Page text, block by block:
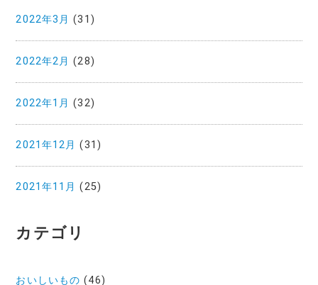
2022年3月 (31)
2022年2月 (28)
2022年1月 (32)
2021年12月 (31)
2021年11月 (25)
カテゴリ
おいしいもの (46)